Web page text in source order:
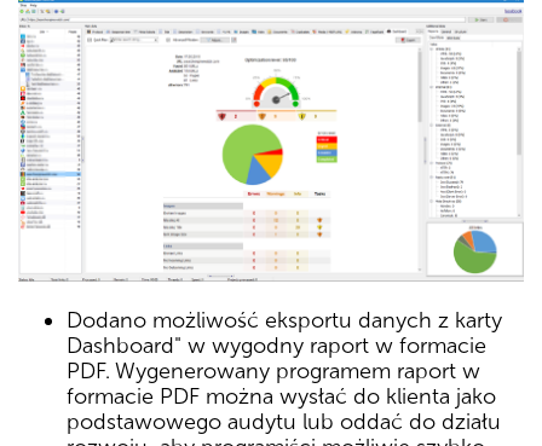
Dodano możliwość eksportu danych z karty
Dashboard" w wygodny raport w formacie
PDF. Wygenerowany programem raport w
formacie PDF można wysłać do klienta jako
podstawowego audytu lub oddać do działu